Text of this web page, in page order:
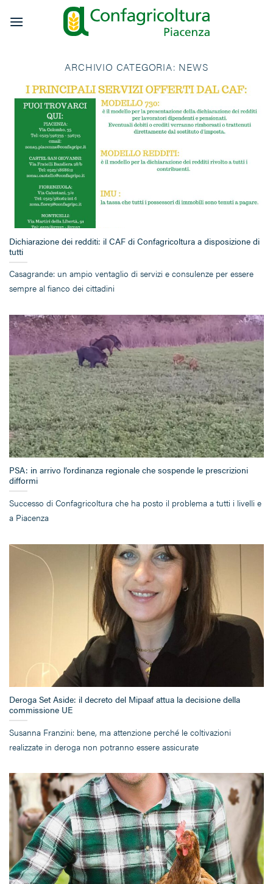
ARCHIVIO CATEGORIA: NEWS
Dichiarazione dei redditi: il CAF di Confagricoltura a disposizione di
tutti
Casagrande: un ampio ventaglio di servizi e consulenze per essere
sempre al fianco dei cittadini
PSA: in arrivo l’ordinanza regionale che sospende le prescrizioni
difformi
Successo di Confagricoltura che ha posto il problema a tutti i livelli e
a Piacenza
Deroga Set Aside: il decreto del Mipaaf attua la decisione della
commissione UE
Susanna Franzini: bene, ma attenzione perché le coltivazioni
realizzate in deroga non potranno essere assicurate